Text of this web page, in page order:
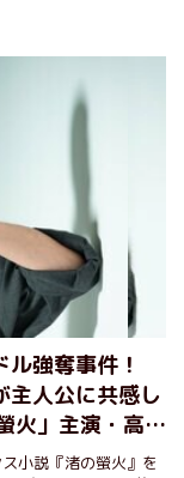
ル強奪事件！
主人公に共感し
火」主演・高橋
小説『渚の螢火』を